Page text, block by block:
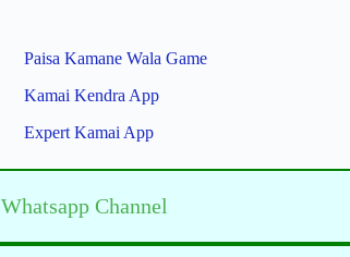
Paisa Kamane Wala Game
Kamai Kendra App
Expert Kamai App
Whatsapp Channel